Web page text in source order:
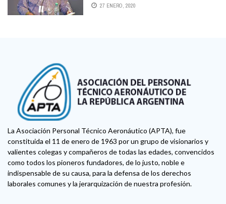
27 ENERO, 2020
La Asociación Personal Técnico Aeronáutico (APTA), fue
constituida el 11 de enero de 1963 por un grupo de visionarios y
valientes colegas y compañeros de todas las edades, convencidos
como todos los pioneros fundadores, de lo justo, noble e
indispensable de su causa, para la defensa de los derechos
laborales comunes y la jerarquización de nuestra profesión.